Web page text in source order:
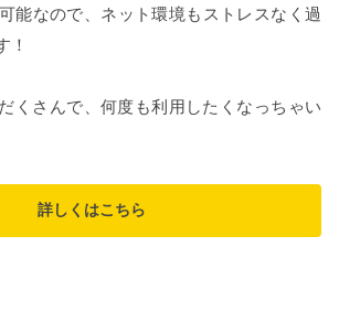
能なので、ネット環境もストレスなく過
！
くさんで、何度も利用したくなっちゃい
詳しくはこちら